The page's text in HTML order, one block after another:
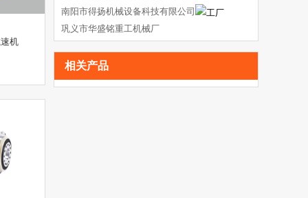
机
南阳市得扬机械设备科技有限公司
巩义市华盛铭重工机械厂
相关产品